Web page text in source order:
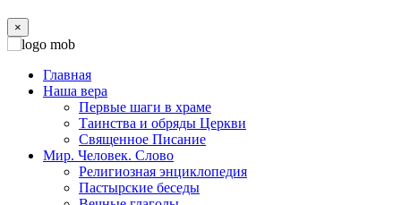
×
Главная
Наша вера
Первые шаги в храме
Таинства и обряды Церкви
Священное Писание
Мир. Человек. Слово
Религиозная энциклопедия
Пастырские беседы